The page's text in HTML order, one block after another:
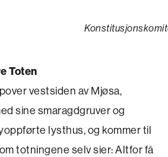
Toten
vestsiden av Mjøsa,
sine smaragdgruver og
lysthus, og kommer til
totningene selv sier: Altfor få